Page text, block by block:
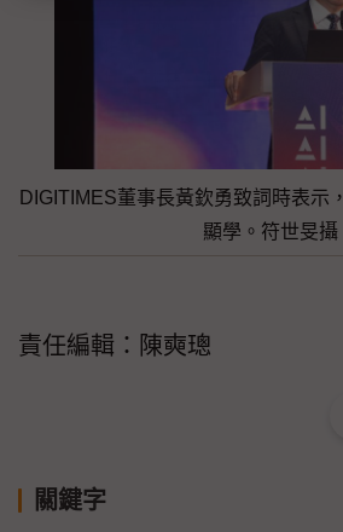
DIGITIMES董事長黃欽勇致詞時表示
顯學。符世旻攝
責任編輯：陳奭璁
關鍵字